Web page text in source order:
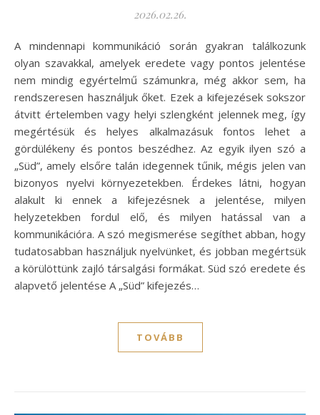
2026.02.26.
A mindennapi kommunikáció során gyakran találkozunk
olyan szavakkal, amelyek eredete vagy pontos jelentése
nem mindig egyértelmű számunkra, még akkor sem, ha
rendszeresen használjuk őket. Ezek a kifejezések sokszor
átvitt értelemben vagy helyi szlengként jelennek meg, így
megértésük és helyes alkalmazásuk fontos lehet a
gördülékeny és pontos beszédhez. Az egyik ilyen szó a
„Süd”, amely elsőre talán idegennek tűnik, mégis jelen van
bizonyos nyelvi környezetekben. Érdekes látni, hogyan
alakult ki ennek a kifejezésnek a jelentése, milyen
helyzetekben fordul elő, és milyen hatással van a
kommunikációra. A szó megismerése segíthet abban, hogy
tudatosabban használjuk nyelvünket, és jobban megértsük
a körülöttünk zajló társalgási formákat. Süd szó eredete és
alapvető jelentése A „Süd” kifejezés…
TOVÁBB